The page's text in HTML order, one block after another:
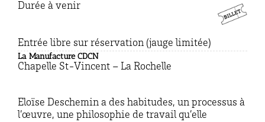
Durée à venir
Entrée libre sur réservation (jauge limitée)
La Manufacture CDCN
Chapelle St-Vincent – La Rochelle
Eloïse Deschemin a des habitudes, un processus à
l’œuvre, une philosophie de travail qu’elle